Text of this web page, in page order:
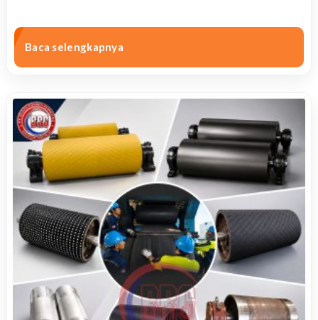
Baca selengkapnya